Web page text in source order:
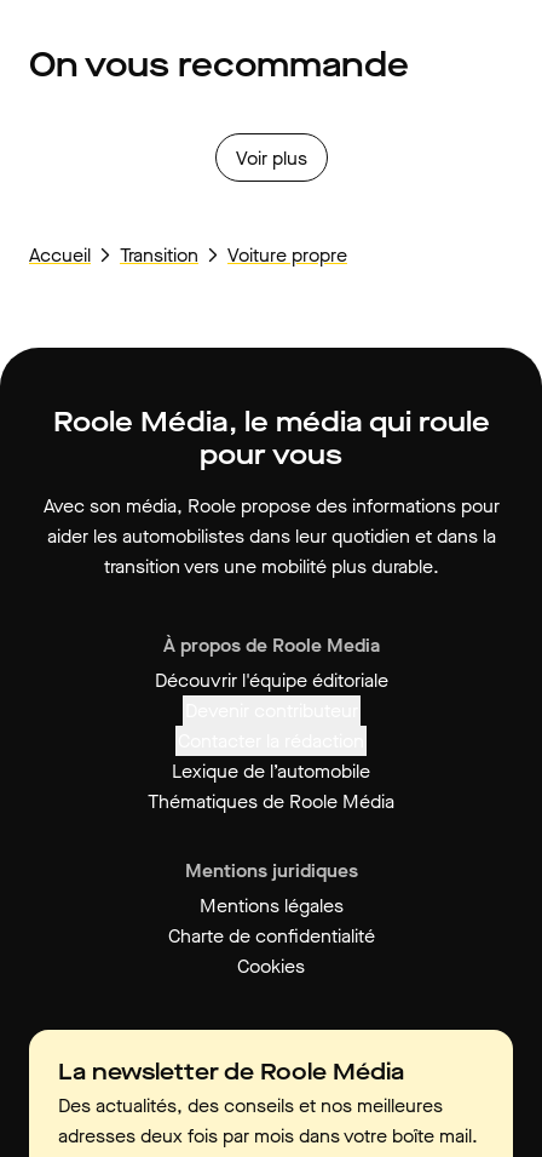
On vous recommande
Voir plus
Accueil Transition Voiture propre
Roole Média, le média qui roule
pour vous
Avec son média, Roole propose des informations pour
aider les automobilistes dans leur quotidien et dans la
transition vers une mobilité plus durable.
À propos de Roole Media
Découvrir l'équipe éditoriale
Lexique de l’automobile
Thématiques de Roole Média
Mentions juridiques
Mentions légales
Charte de confidentialité
Cookies
La newsletter de Roole Média
Des actualités, des conseils et nos meilleures
adresses deux fois par mois dans votre boîte mail.